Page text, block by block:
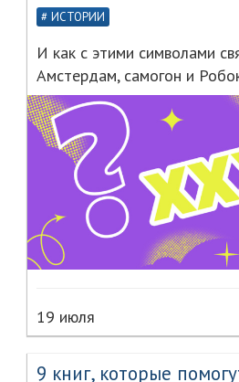
ИСТОРИИ
И как с этими символами
Амстердам, самогон и
19 июля
9 книг, которые